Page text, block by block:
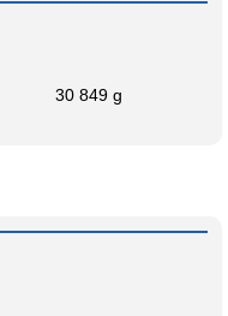
30 849 g